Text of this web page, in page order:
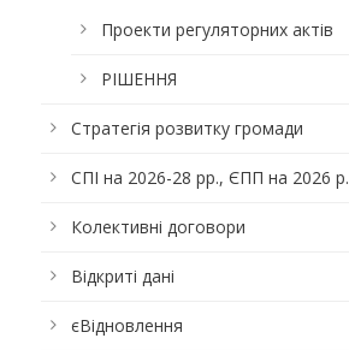
Проекти регуляторних актів
РІШЕННЯ
Стратегія розвитку громади
СПІ на 2026-28 рр., ЄПП на 2026 р.
Колективні договори
Відкриті дані
єВідновлення